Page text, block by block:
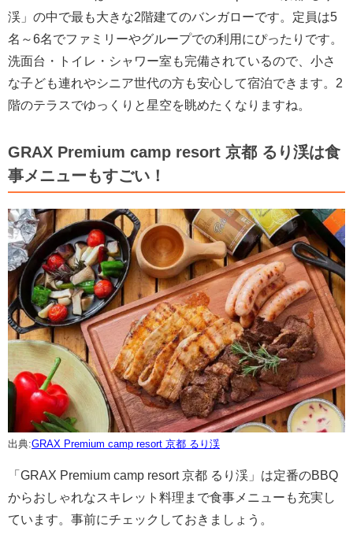
渓」の中で最も大きな2階建てのバンガローです。定員は5
名～6名でファミリーやグループでの利用にぴったりです。
洗面台・トイレ・シャワー室も完備されているので、小さ
な子ども連れやシニア世代の方も安心して宿泊できます。2
階のテラスでゆっくりと星空を眺めたくなりますね。
GRAX Premium camp resort 京都 るり渓は食
事メニューもすごい！
出典:GRAX Premium camp resort 京都 るり渓
「GRAX Premium camp resort 京都 るり渓」は定番のBBQ
からおしゃれなスキレット料理まで食事メニューも充実し
ています。事前にチェックしておきましょう。